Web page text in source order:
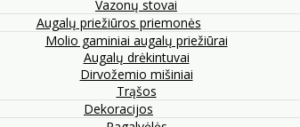
Vazonų stovai
Augalų priežiūros priemonės
Molio gaminiai augalų priežiūrai
Augalų drėkintuvai
Dirvožemio mišiniai
Trąšos
Dekoracijos